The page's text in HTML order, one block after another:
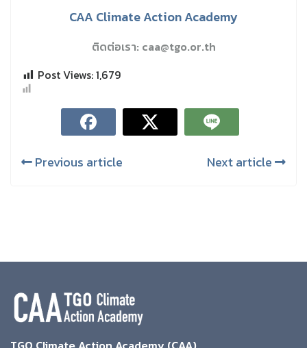
CAA Climate Action Academy
ติดต่อเรา: caa@tgo.or.th
Post Views:1,679
Previous article Next article